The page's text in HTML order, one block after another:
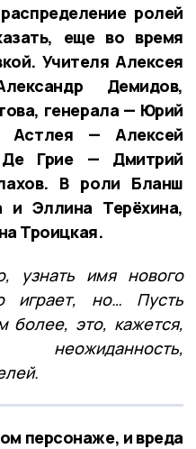
ролей
еще во время
Учителя Алексея
Демидов,
генерала — Юрий
Астлея — Алексей
Де Грие — Дмитрий
В роли Бланш
и Эллина Терёхина,
Троицкая.
узнать имя нового
играет, но… Пусть
более, это, кажется,
персонаже, и вреда